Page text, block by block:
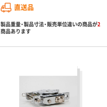
直送品
製品重量・製品寸法・販売単位違いの商品が2
商品あります